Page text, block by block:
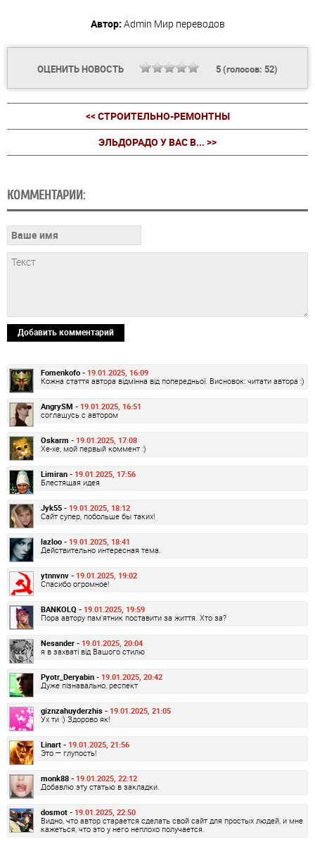
Автор: Admin Мир переводов
ОЦЕНИТЬ НОВОСТЬ 5(голосов: 52)
<< СТРОИТЕЛЬНО-РЕМОНТНЫ
ЭЛЬДОРАДО У ВАС В... >>
КОММЕНТАРИИ:
Добавить комментарий
Fomenkofo - 19.01.2025, 16:09
Кожна стаття автора відмінна від попередньої. Висновок: читати автора :)
AngrySM - 19.01.2025, 16:51
соглашусь с автором
Oskarm - 19.01.2025, 17:08
Хе-хе, мой первый коммент :)
Limiran - 19.01.2025, 17:56
Блестящая идея
Jyk55 - 19.01.2025, 18:12
Сайт супер, побольше бы таких!
lazloo - 19.01.2025, 18:41
Действительно интересная тема.
ytnnvnv - 19.01.2025, 19:02
Спасибо огромное!
BANKOLQ - 19.01.2025, 19:59
Пора автору пам'ятник поставити за життя. Хто за?
Nesander - 19.01.2025, 20:04
я в захваті від Вашого стилю
Pyotr_Deryabin - 19.01.2025, 20:42
Дуже пізнавально, респект
giznzahuyderzhis - 19.01.2025, 21:05
Ух ти :) Здорово як!
Linart - 19.01.2025, 21:56
Это — глупость!
monk88 - 19.01.2025, 22:12
Добавлю эту статью в закладки.
dosmot - 19.01.2025, 22:50
Видно, что автор старается сделать свой сайт для простых людей, и мне
кажеться, что это у него неплохо получается.